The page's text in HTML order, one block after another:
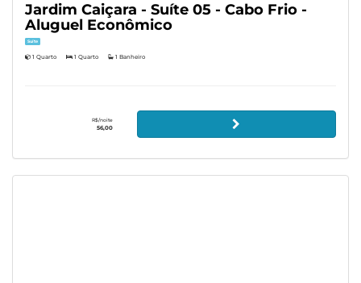
Jardim Caiçara - Suíte 05 - Cabo Frio -
Aluguel Econômico
Suíte
1 Quarto 1 Quarto 1 Banheiro
R$/noite
56,00